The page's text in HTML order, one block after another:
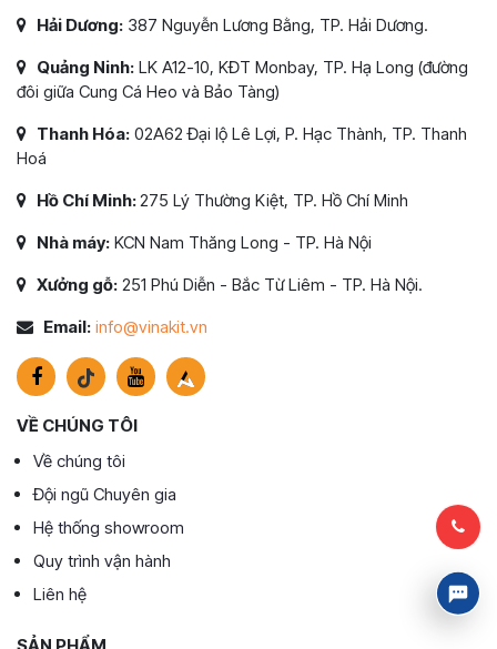
Hải Dương: 387 Nguyễn Lương Bằng, TP. Hải Dương.
Quảng Ninh: LK A12-10, KĐT Monbay, TP. Hạ Long (đường
đôi giữa Cung Cá Heo và Bảo Tàng)
Thanh Hóa: 02A62 Đại lộ Lê Lợi, P. Hạc Thành, TP. Thanh
Hoá
Hồ Chí Minh:275 Lý Thường Kiệt, TP. Hồ Chí Minh
Nhà máy: KCN Nam Thăng Long - TP. Hà Nội
Xưởng gỗ: 251 Phú Diễn - Bắc Từ Liêm - TP. Hà Nội.
Email: info@vinakit.vn
VỀ CHÚNG TÔI
Về chúng tôi
Đội ngũ Chuyên gia
Hệ thống showroom
Quy trình vận hành
Liên hệ